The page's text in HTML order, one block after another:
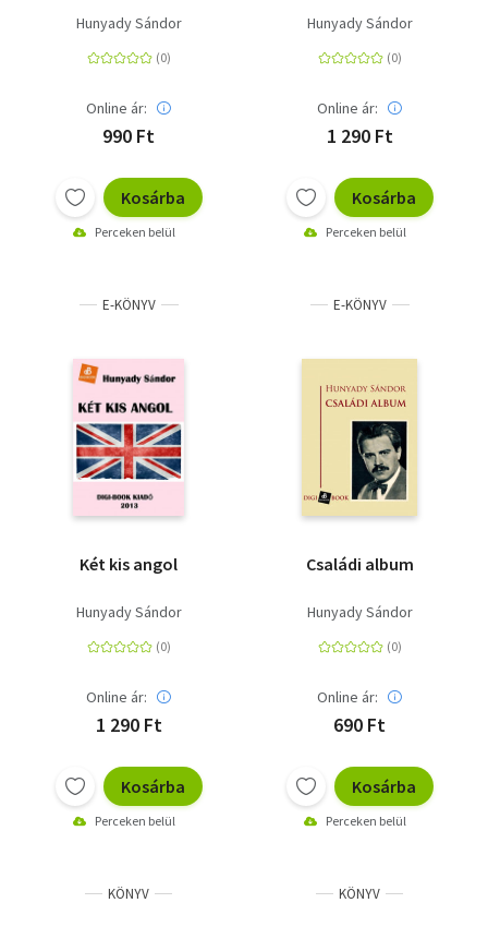
Hunyady Sándor
Online ár:
990 Ft
Kosárba
Perceken belül
Hunyady Sándor
Online ár:
1 290 Ft
Kosárba
Perceken belül
E-KÖNYV
Két kis angol
Hunyady Sándor
Online ár:
1 290 Ft
Kosárba
Perceken belül
E-KÖNYV
Családi album
Hunyady Sándor
Online ár:
690 Ft
Kosárba
Perceken belül
KÖNYV KÖNYV